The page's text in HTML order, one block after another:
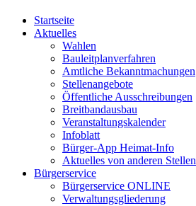
Startseite
Aktuelles
Wahlen
Bauleitplanverfahren
Amtliche Bekanntmachungen
Stellenangebote
Öffentliche Ausschreibungen
Breitbandausbau
Veranstaltungskalender
Infoblatt
Bürger-App Heimat-Info
Aktuelles von anderen Stellen
Bürgerservice
Bürgerservice ONLINE
Verwaltungsgliederung